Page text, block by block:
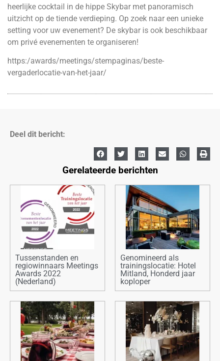
heerlijke cocktail in de hippe Skybar met panoramisch
uitzicht op de tiende verdieping. Op zoek naar een unieke
setting voor uw evenement? De skybar is ook beschikbaar
om privé evenementen te organiseren!
https:/awards/meetings/stempaginas/beste-
vergaderlocatie-van-het-jaar/
Deel dit bericht:
Gerelateerde berichten
Tussenstanden en
regiowinnaars Meetings
Awards 2022
(Nederland)
Genomineerd als
trainingslocatie: Hotel
Mitland, Honderd jaar
koploper